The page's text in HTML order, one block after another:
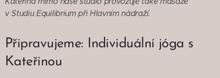
v Studiu Equilibrium při Hlavním nádraží.
Připravujeme: Individuální jóga s
Kateřinou